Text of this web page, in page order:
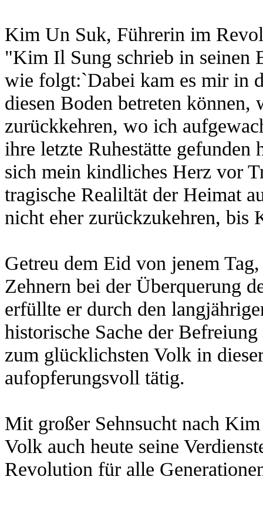
Kim Un Suk, Führerin im
"Kim Il Sung schrieb in seinen
wie folgt:`Dabei kam es mir in
diesen Boden betreten
zurückkehren, wo ich
ihre letzte Ruhestätte gefunden
sich mein kindliches Herz vor
tragische Realiltät der Heimat
nicht eher zurückzukehren, bis
Getreu dem Eid von jenem
Zehnern bei der Überquerung
erfüllte er durch den
historische Sache der
zum glücklichsten Volk in
aufopferungsvoll tätig.
Mit großer Sehnsucht nach
Volk auch heute seine
Revolution für alle